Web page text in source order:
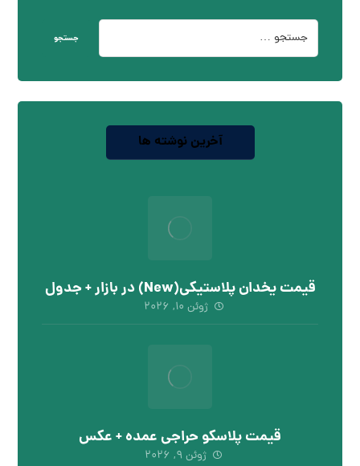
جستجو
آخرین نوشته ها
قیمت یخدان پلاستیکی(New) در بازار + جدول
ژوئن ۱۰, ۲۰۲۶
قیمت پلاسکو حراجی عمده + عکس
ژوئن ۹, ۲۰۲۶